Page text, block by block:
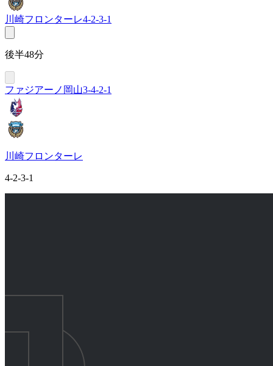
川崎フロンターレ4-2-3-1
後半48分
ファジアーノ岡山3-4-2-1
川崎フロンターレ
4-2-3-1